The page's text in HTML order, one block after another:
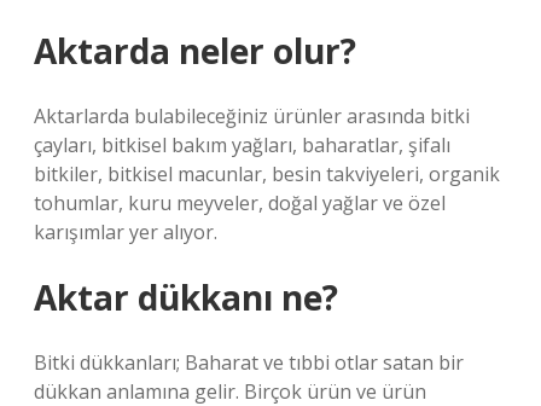
Aktarda neler olur?
Aktarlarda bulabileceğiniz ürünler arasında bitki
çayları, bitkisel bakım yağları, baharatlar, şifalı
bitkiler, bitkisel macunlar, besin takviyeleri, organik
tohumlar, kuru meyveler, doğal yağlar ve özel
karışımlar yer alıyor.
Aktar dükkanı ne?
Bitki dükkanları; Baharat ve tıbbi otlar satan bir
dükkan anlamına gelir. Birçok ürün ve ürün